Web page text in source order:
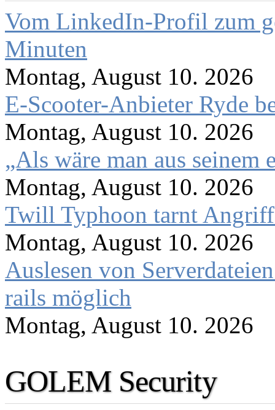
Vom LinkedIn-Profil zum
Minuten
Montag, August 10. 2026
E-Scooter-Anbieter Ryde
Montag, August 10. 2026
„Als wäre man aus seinem
Montag, August 10. 2026
Twill Typhoon tarnt
Montag, August 10. 2026
Auslesen von
rails möglich
Montag, August 10. 2026
GOLEM Security